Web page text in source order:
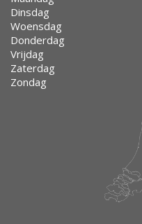
Dinsdag
Woensdag
Donderdag
Vrijdag
Zaterdag
Zondag